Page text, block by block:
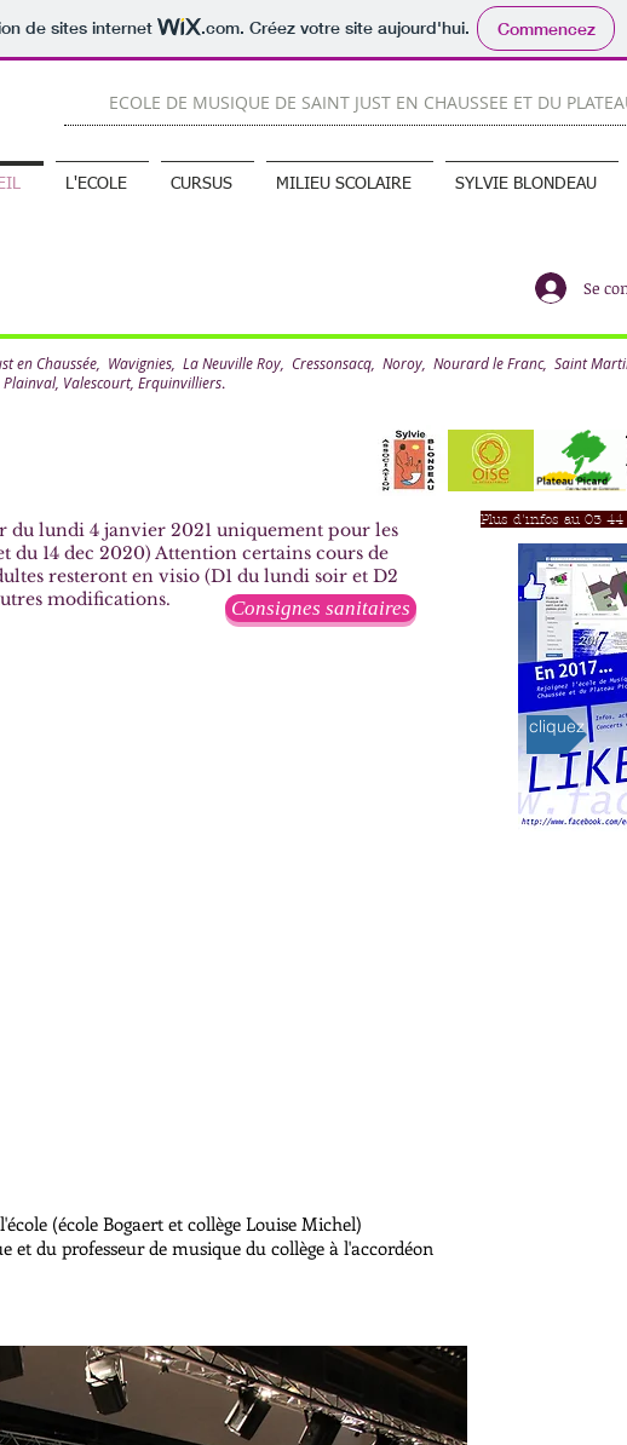
de sites internet .com. Créez votre site aujourd'hui. Commencez
ECOLE DE MUSIQUE DE SAINT JUST EN CHAUSSEE ET DU
L'ECOLE CURSUS MILIEU SCOLAIRE SYLVIE BLONDEAU
Se
Wavignies, La Neuville Roy, Cressonsacq, Noroy, Nourard le Franc, Saint
Plainval, Valescourt, Erquinvilliers.
du lundi 4 janvier 2021 uniquement pour les
14 dec 2020) Attention certains cours de
resteront en visio (D1 du lundi soir et D2
modifications.
Consignes sanitaires
(école Bogaert et collège Louise Michel)
et du professeur de musique du collège à l'accordéon
Plus d'infos au 03
cliquez